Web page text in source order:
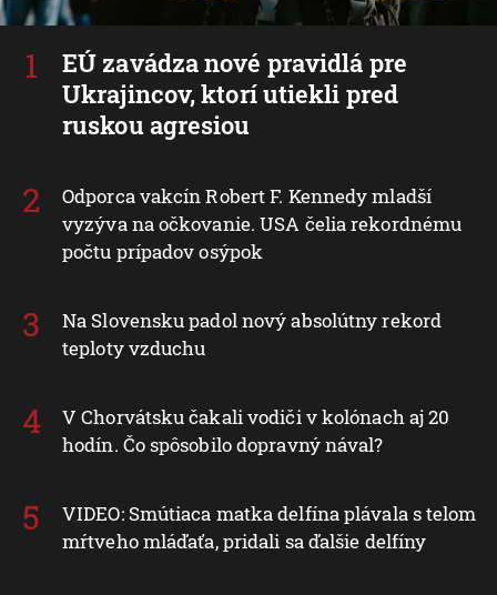
EÚ zavádza nové pravidlá pre
Ukrajincov, ktorí utiekli pred
ruskou agresiou
Odporca vakcín Robert F. Kennedy mladší
vyzýva na očkovanie. USA čelia rekordnému
počtu prípadov osýpok
Na Slovensku padol nový absolútny rekord
teploty vzduchu
V Chorvátsku čakali vodiči v kolónach aj 20
hodín. Čo spôsobilo dopravný nával?
VIDEO: Smútiaca matka delfína plávala s telom
mŕtveho mláďaťa, pridali sa ďalšie delfíny